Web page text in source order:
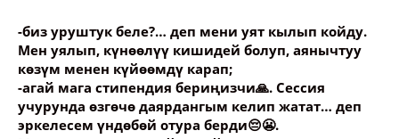
-биз уруштук беле?… деп мени уят кылып койду.
Мен уялып, күнөөлүү кишидей болуп, аянычтуу
көзүм менен күйөөмдү карап;
-агай мага стипендия бериңизчи🙏. Сессия
учурунда өзгөчө даярдангым келип жатат… деп
эркелесем үндөбөй отура берди😔😬.